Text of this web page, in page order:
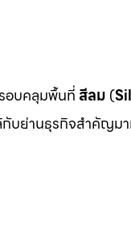
อบคลุมพื้นที่ สีลม (
บย่านธุรกิจสำคัญมา